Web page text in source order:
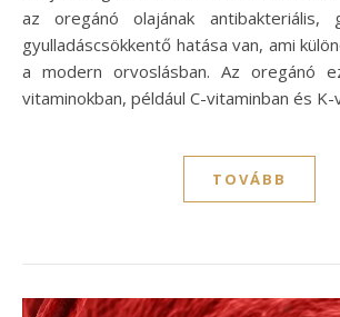
az oregánó olajának antibakteriális,
gyulladáscsökkentő hatása van, ami
a modern orvoslásban. Az oregánó
vitaminokban, például C-vitaminban és
TOVÁBB